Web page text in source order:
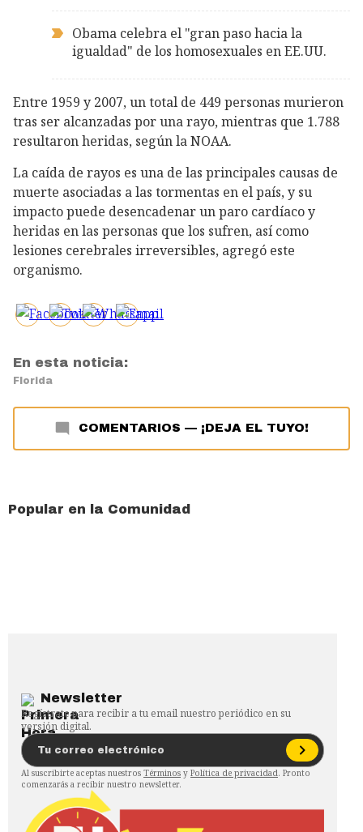
Obama celebra el "gran paso hacia la
igualdad" de los homosexuales en EE.UU.
Entre 1959 y 2007, un total de 449 personas murieron
tras ser alcanzadas por una rayo, mientras que 1.788
resultaron heridas, según la NOAA.
La caída de rayos es una de las principales causas de
muerte asociadas a las tormentas en el país, y su
impacto puede desencadenar un paro cardíaco y
heridas en las personas que los sufren, así como
lesiones cerebrales irreversibles, agregó este
organismo.
En esta noticia:
Florida
COMENTARIOS — ¡DEJA EL TUYO!
Popular en la Comunidad
Newsletter
Regístrate para recibir a tu email nuestro periódico en su
versión digital.
Al suscribirte aceptas nuestros Términos y Política de privacidad. Pronto
comenzarás a recibir nuestro newsletter.